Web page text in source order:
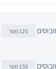
125 מטר
150 מטר